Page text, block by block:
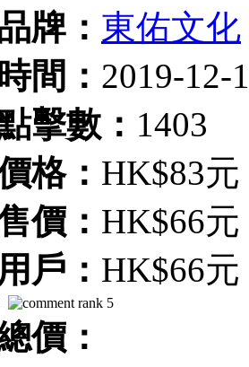
牌： 東佑文化
間： 2019-12-
擊數： 1403
格： HK$83元
價： HK$66元
戶： HK$66元
價：